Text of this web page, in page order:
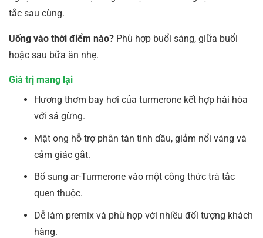
tắc sau cùng.
Uống vào thời điểm nào? Phù hợp buổi sáng, giữa buổi
hoặc sau bữa ăn nhẹ.
Giá trị mang lại
Hương thơm bay hơi của turmerone kết hợp hài hòa
với sả gừng.
Mật ong hỗ trợ phân tán tinh dầu, giảm nổi váng và
cảm giác gắt.
Bổ sung ar-Turmerone vào một công thức trà tắc
quen thuộc.
Dễ làm premix và phù hợp với nhiều đối tượng khách
hàng.